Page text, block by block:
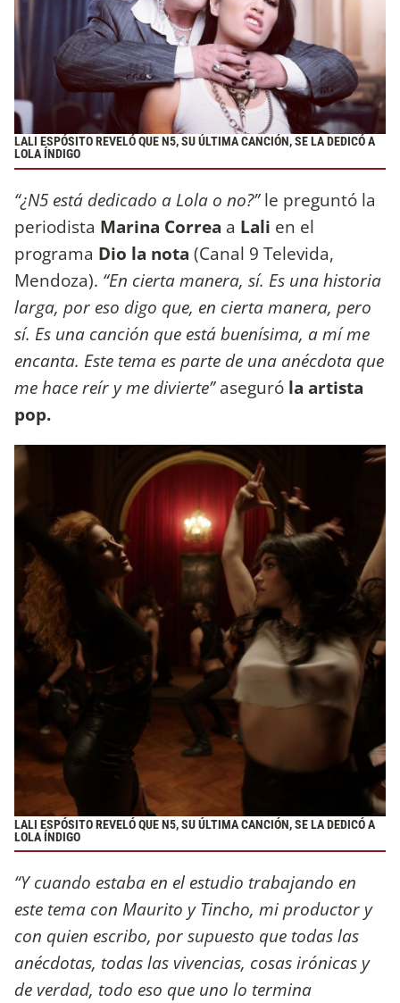
LALI ESPÓSITO REVELÓ QUE N5, SU ÚLTIMA CANCIÓN, SE LA DEDICÓ A
LOLA ÍNDIGO
“¿N5 está dedicado a Lola o no?”le preguntó la
periodista Marina Correa a Lali en el
programa Dio la nota (Canal 9 Televida,
Mendoza). “En cierta manera, sí. Es una historia
larga, por eso digo que, en cierta manera, pero
sí. Es una canción que está buenísima, a mí me
encanta. Este tema es parte de una anécdota que
me hace reír y me divierte”aseguró la artista
pop.
LALI ESPÓSITO REVELÓ QUE N5, SU ÚLTIMA CANCIÓN, SE LA DEDICÓ A
LOLA ÍNDIGO
“Y cuando estaba en el estudio trabajando en
este tema con Maurito y Tincho, mi productor y
con quien escribo, por supuesto que todas las
anécdotas, todas las vivencias, cosas irónicas y
de verdad, todo eso que uno lo termina